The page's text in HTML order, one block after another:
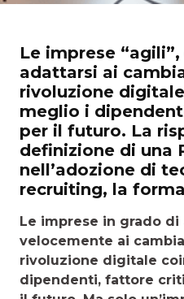
Le imprese
adattarsi ai
rivoluzione
meglio i
per il futuro. La
definizione di una
nell’adozione di
recruiting, la
Le imprese in grado
velocemente ai
rivoluzione digitale
dipendenti, fattore